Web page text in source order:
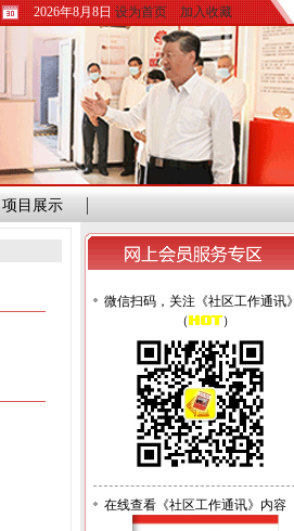
2026年8月8日设为首页 加入收藏
项目展示
微信扫码，关注《社区工作通讯》
（
）
在线查看《社区工作通讯》内容